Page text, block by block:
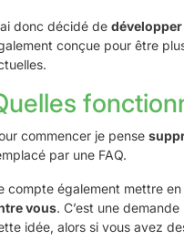
donc décidé de
conçue pour être
commencer je pense
par une FAQ.
compte également mettre
vous. C’est une
idée, alors si vous avez